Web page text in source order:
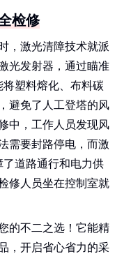
检修
，激光清障技术就派
光发射器，通过瞄准
塑料熔化、布料碳
避免了人工登塔的风
中，工作人员发现风
需要封路停电，而激
道路通行和电力供
修人员坐在控制室就
的不二之选！它能精
，开启省心省力的采